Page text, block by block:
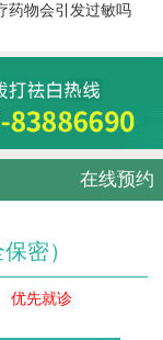
药物会引发过敏吗
在线预约
密）
优先就诊